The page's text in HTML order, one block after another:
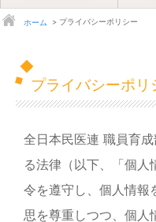
ホーム プライバシーポリシー
プライバシーポリ
全日本民医連 職員育
る法律（以下、「個
令を遵守し、個人情報
思を尊重しつつ、個人